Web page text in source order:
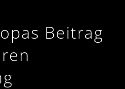
Beitrag